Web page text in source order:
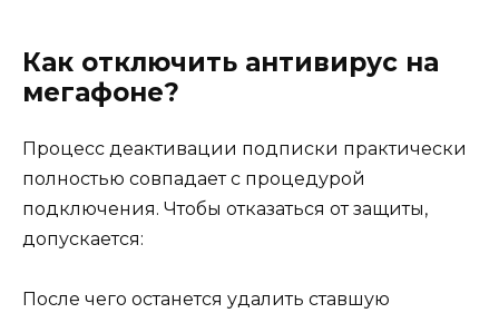
Как отключить антивирус на
мегафоне?
Процесс деактивации подписки практически
полностью совпадает с процедурой
подключения. Чтобы отказаться от защиты,
допускается:
После чего останется удалить ставшую